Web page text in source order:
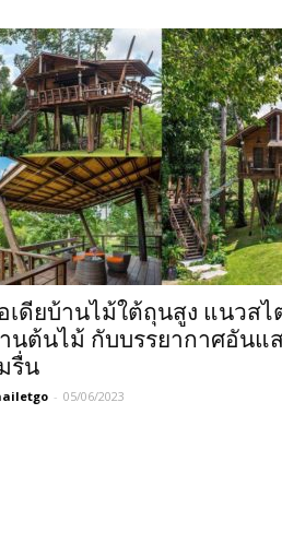
เดียบ้านไม้ใต้ถุนสูง แนวสไ
นต้นไม้ กับบรรยากาศอันแ
รื่น
- 05/06/2023